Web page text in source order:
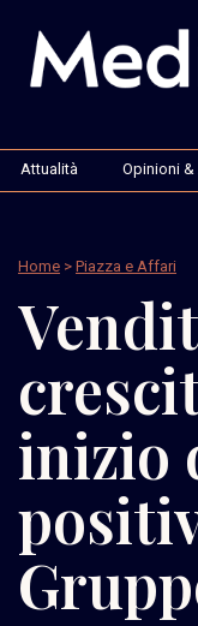
Attualità Opinioni
Home > Piazza e Affari
inizio